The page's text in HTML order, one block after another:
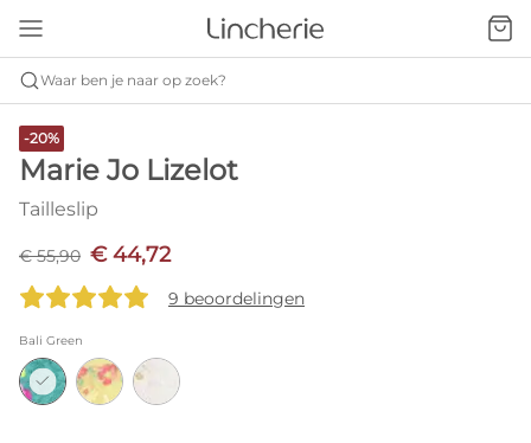
Waar ben je naar op zoek?
-20%
Marie Jo Lizelot
Tailleslip
€ 55,90 € 44,72
9 beoordelingen
Bali Green